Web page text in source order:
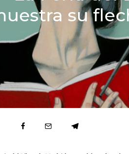
su